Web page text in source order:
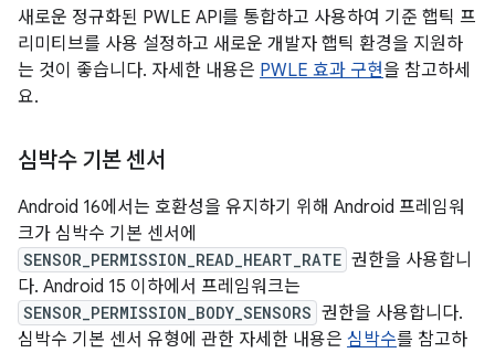
새로운 정규화된 PWLE API를 통합하고 사용하여 기준 햅틱 프
리미티브를 사용 설정하고 새로운 개발자 햅틱 환경을 지원하
는 것이 좋습니다. 자세한 내용은 PWLE 효과 구현을 참고하세
요.
심박수 기본 센서
Android 16에서는 호환성을 유지하기 위해 Android 프레임워
크가 심박수 기본 센서에
SENSOR_PERMISSION_READ_HEART_RATE 권한을 사용합니
다. Android 15 이하에서 프레임워크는
SENSOR_PERMISSION_BODY_SENSORS 권한을 사용합니다.
심박수 기본 센서 유형에 관한 자세한 내용은 심박수를 참고하